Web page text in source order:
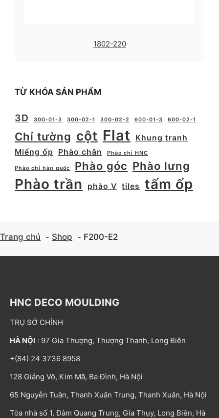
1802-220
TỪ KHÓA SẢN PHẨM
3D 300-01-3 300-02-1 300-02-2 600-01-3 600-02-1
Chỉ tường cột Flat
Khung tranh
Miếng ốp
Phào chân Phào chỉ HNC
Phào chỉ hàn quốc Phào góc Phào lưng
Phào trần phào V tiles tấm ốp
Trang chủ Shop F200-E2
HNC DECO MOULDING
TRỤ SỞ CHÍNH
HÀ NỘI : 97 Gia Thượng, Thượng Thanh, Long Biên
+(84) 24 3736 8958
128 Giảng Võ, Kim Mã, Ba Đình, Hà Nội
65 Nguyễn Tuân, Thanh Xuân Trung, Thanh Xuân, Hà Nội
Tòa nhà số 1, Đàm Quang Trung, Gia Thụy, Long Biên, Hà